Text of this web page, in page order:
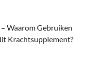
Waarom Gebruiken
Krachtsupplement?